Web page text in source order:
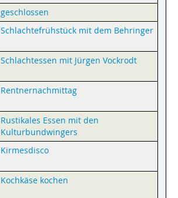
geschlossen
Schlachtefrühstück mit dem Behringer
Schlachtessen mit Jürgen Vockrodt
Rentnernachmittag
Rustikales Essen mit den
Kulturbundwingers
Kirmesdisco
Kochkäse kochen